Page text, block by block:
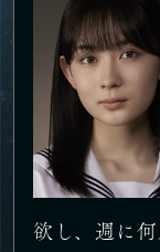
欲し、週に